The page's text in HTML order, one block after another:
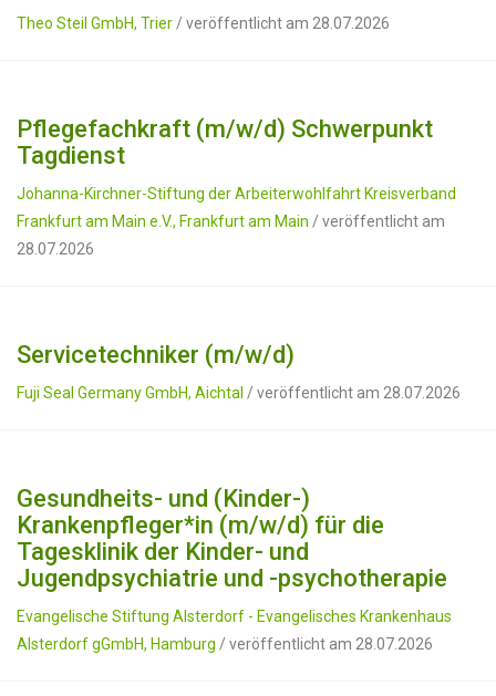
Theo Steil GmbH, Trier / veröffentlicht am 28.07.2026
Pflegefachkraft (m/w/d) Schwerpunkt
Tagdienst
Johanna-Kirchner-Stiftung der Arbeiterwohlfahrt Kreisverband
Frankfurt am Main e.V., Frankfurt am Main / veröffentlicht am
28.07.2026
Servicetechniker (m/w/d)
Fuji Seal Germany GmbH, Aichtal / veröffentlicht am 28.07.2026
Gesundheits- und (Kinder-)
Krankenpfleger*in (m/w/d) für die
Tagesklinik der Kinder- und
Jugendpsychiatrie und -psychotherapie
Evangelische Stiftung Alsterdorf - Evangelisches Krankenhaus
Alsterdorf gGmbH, Hamburg / veröffentlicht am 28.07.2026